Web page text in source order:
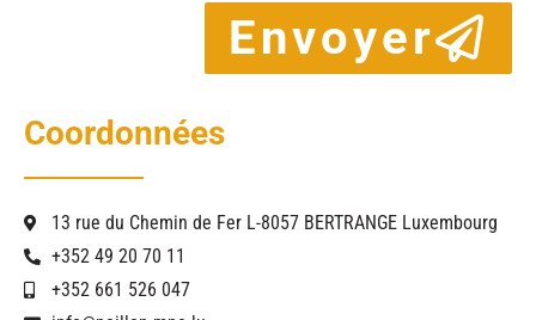
Envoyer
Coordonnées
13 rue du Chemin de Fer L-8057 BERTRANGE Luxembourg
+352 49 20 70 11
+352 661 526 047